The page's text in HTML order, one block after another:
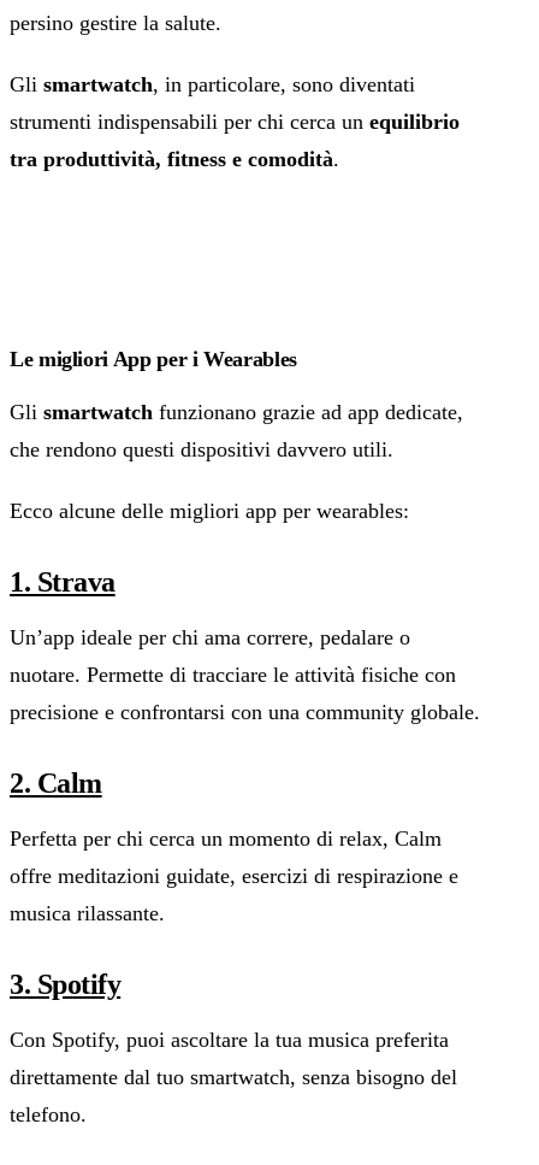
persino gestire la salute.
Gli smartwatch, in particolare, sono diventati
strumenti indispensabili per chi cerca un equilibrio
tra produttività, fitness e comodità.
Le migliori App per i Wearables
Gli smartwatch funzionano grazie ad app dedicate,
che rendono questi dispositivi davvero utili.
Ecco alcune delle migliori app per wearables:
1. Strava
Un’app ideale per chi ama correre, pedalare o
nuotare. Permette di tracciare le attività fisiche con
precisione e confrontarsi con una community globale.
2. Calm
Perfetta per chi cerca un momento di relax, Calm
offre meditazioni guidate, esercizi di respirazione e
musica rilassante.
3. Spotify
Con Spotify, puoi ascoltare la tua musica preferita
direttamente dal tuo smartwatch, senza bisogno del
telefono.